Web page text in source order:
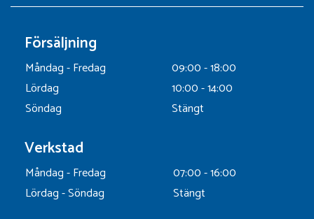
Försäljning
Måndag - Fredag
09:00 - 18:00
Lördag
10:00 - 14:00
Söndag
Stängt
Verkstad
Måndag - Fredag
07:00 - 16:00
Lördag - Söndag
Stängt